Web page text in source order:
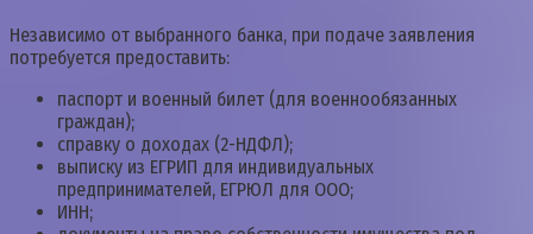
Независимо от выбранного банка, при подаче заявления
потребуется предоставить:
паспорт и военный билет (для военнообязанных
граждан);
справку о доходах (2-НДФЛ);
выписку из ЕГРИП для индивидуальных
предпринимателей, ЕГРЮЛ для ООО;
ИНН;